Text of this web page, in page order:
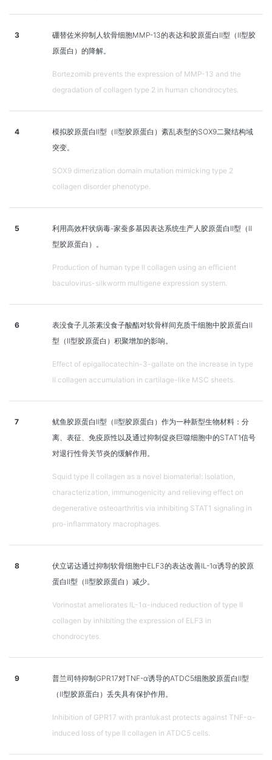
3
硼替佐米抑制人软骨细胞MMP-13的表达和胶原蛋白Ⅱ型（Ⅱ型胶
原蛋白）的降解。
Bortezomib prevents the expression of MMP-13 and the
degradation of collagen type 2 in human chondrocytes.
4
模拟胶原蛋白Ⅱ型（Ⅱ型胶原蛋白）紊乱表型的SOX9二聚结构域
突变。
SOX9 dimerization domain mutation mimicking type 2
collagen disorder phenotype.
5
利用高效杆状病毒-家蚕多基因表达系统生产人胶原蛋白II型（II
型胶原蛋白）。
Production of human type II collagen using an efficient
baculovirus-silkworm multigene expression system.
6
表没食子儿茶素没食子酸酯对软骨样间充质干细胞中胶原蛋白Ⅱ
型（Ⅱ型胶原蛋白）积聚增加的影响。
Effect of epigallocatechin-3-gallate on the increase in type
II collagen accumulation in cartilage-like MSC sheets.
7
鱿鱼胶原蛋白Ⅱ型（Ⅱ型胶原蛋白）作为一种新型生物材料：分
离、表征、免疫原性以及通过抑制促炎巨噬细胞中的STAT1信号
对退行性骨关节炎的缓解作用。
Squid type II collagen as a novel biomaterial: Isolation,
characterization, immunogenicity and relieving effect on
degenerative osteoarthritis via inhibiting STAT1 signaling in
pro-inflammatory macrophages.
8
伏立诺达通过抑制软骨细胞中ELF3的表达改善IL-1α诱导的胶原
蛋白II型（II型胶原蛋白）减少。
Vorinostat ameliorates IL-1α-induced reduction of type II
collagen by inhibiting the expression of ELF3 in
chondrocytes.
9
普兰司特抑制GPR17对TNF-α诱导的ATDC5细胞胶原蛋白Ⅱ型
（Ⅱ型胶原蛋白）丢失具有保护作用。
Inhibition of GPR17 with pranlukast protects against TNF-α-
induced loss of type II collagen in ATDC5 cells.